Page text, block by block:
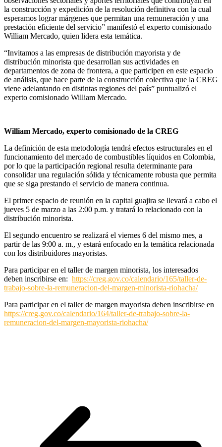
la construcción y expedición de la resolución definitiva con la cual
esperamos lograr márgenes que permitan una remuneración y una
prestación eficiente del servicio” manifestó el experto comisionado
William Mercado, quien lidera esta temática.
“Invitamos a las empresas de distribución mayorista y de
distribución minorista que desarrollan sus actividades en
departamentos de zona de frontera, a que participen en este espacio
de análisis, que hace parte de la construcción colectiva que la CREG
viene adelantando en distintas regiones del país” puntualizó el
experto comisionado William Mercado.
William Mercado, experto comisionado de la CREG
La definición de esta metodología tendrá efectos estructurales en el
funcionamiento del mercado de combustibles líquidos en Colombia,
por lo que la participación regional resulta determinante para
consolidar una regulación sólida y técnicamente robusta que permita
que se siga prestando el servicio de manera continua.
El primer espacio de reunión en la capital guajira se llevará a cabo el
jueves 5 de marzo a las 2:00 p.m. y tratará lo relacionado con la
distribución minorista.
El segundo encuentro se realizará el viernes 6 del mismo mes, a
partir de las 9:00 a. m., y estará enfocado en la temática relacionada
con los distribuidores mayoristas.
Para participar en el taller de margen minorista, los interesados
deben inscribirse en: https://creg.gov.co/calendario/165/taller-de-
trabajo-sobre-la-remuneracion-del-margen-minorista-riohacha/
Para participar en el taller de margen mayorista deben inscribirse en
https://creg.gov.co/calendario/164/taller-de-trabajo-sobre-la-
remuneracion-del-margen-mayorista-riohacha/